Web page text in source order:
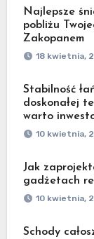
Najlepsze
pobliżu
Zakopanem
18 kwietnia,
Stabilność
doskonałej
warto
10 kwietnia,
Jak
gadżetach
10 kwietnia,
Schody